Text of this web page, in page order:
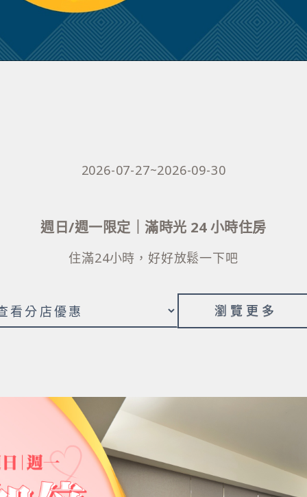
2026-07-27~2026-09-30
週日/週一限定｜滿時光 24 小時住房
住滿24小時，好好放鬆一下吧
瀏覽更多